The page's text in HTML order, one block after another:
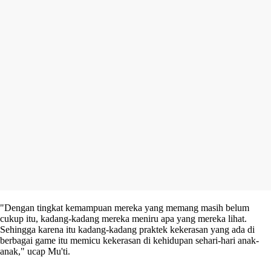
"Dengan tingkat kemampuan mereka yang memang masih belum
cukup itu, kadang-kadang mereka meniru apa yang mereka lihat.
Sehingga karena itu kadang-kadang praktek kekerasan yang ada di
berbagai game itu memicu kekerasan di kehidupan sehari-hari anak-
anak," ucap Mu'ti.